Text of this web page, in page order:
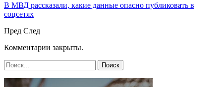
В МВД рассказали, какие данные опасно публиковать в
соцсетях
Пред След
Комментарии закрыты.